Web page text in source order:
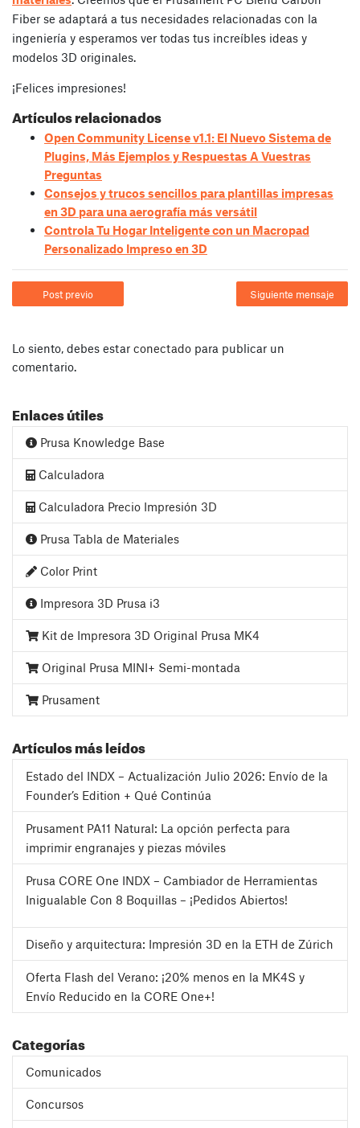
Fiber se adaptará a tus necesidades relacionadas con la
ingeniería y esperamos ver todas tus increíbles ideas y
modelos 3D originales.
¡Felices impresiones!
Artículos relacionados
Open Community License v1.1: El Nuevo Sistema de
Plugins, Más Ejemplos y Respuestas A Vuestras
Preguntas
Consejos y trucos sencillos para plantillas impresas
en 3D para una aerografía más versátil
Controla Tu Hogar Inteligente con un Macropad
Personalizado Impreso en 3D
Post previo Siguiente mensaje
Lo siento, debes estar conectado para publicar un
comentario.
Enlaces útiles
Prusa Knowledge Base
Calculadora
Calculadora Precio Impresión 3D
Prusa Tabla de Materiales
Color Print
Impresora 3D Prusa i3
Kit de Impresora 3D Original Prusa MK4
Original Prusa MINI+ Semi-montada
Prusament
Artículos más leídos
Estado del INDX – Actualización Julio 2026: Envío de la
Founder’s Edition + Qué Continúa
Prusament PA11 Natural: La opción perfecta para
imprimir engranajes y piezas móviles
Prusa CORE One INDX – Cambiador de Herramientas
Inigualable Con 8 Boquillas – ¡Pedidos Abiertos!
Diseño y arquitectura: Impresión 3D en la ETH de Zúrich
Oferta Flash del Verano: ¡20% menos en la MK4S y
Envío Reducido en la CORE One+!
Categorías
Comunicados
Concursos